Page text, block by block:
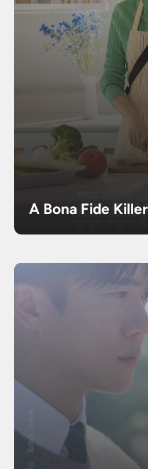
A Bona Fide Killer